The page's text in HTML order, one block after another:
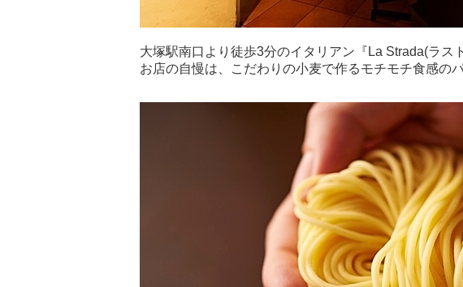
大塚駅南口より徒歩3分のイタリアン『La Strada(ラス
お店の自慢は、こだわりの小麦で作るモチモチ食感のパ